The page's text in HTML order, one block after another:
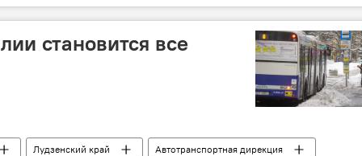
военнослужащие ВС РФ ВСУ
становится все
Лудзенский край Автотранспортная дирекция